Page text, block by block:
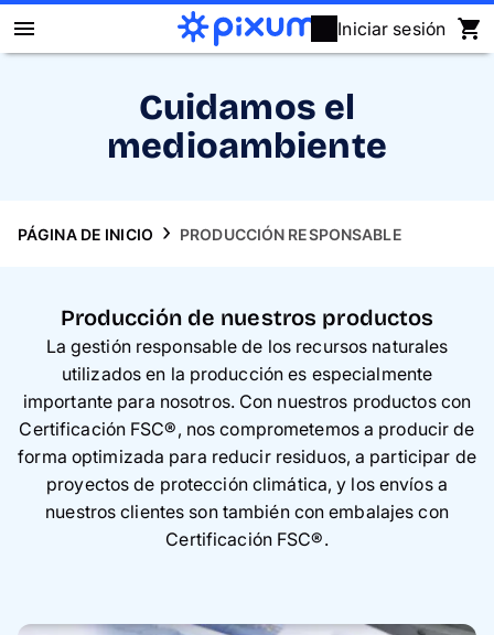
Iniciar sesión
Calendarios
Regalos
Fundas
Tarjetas
Atención al cliente
Cuidamos el
medioambiente
PÁGINA DE INICIO PRODUCCIÓN RESPONSABLE
Producción de nuestros productos
La gestión responsable de los recursos naturales
utilizados en la producción es especialmente
importante para nosotros. Con nuestros productos con
Certificación FSC®, nos comprometemos a producir de
forma optimizada para reducir residuos, a participar de
proyectos de protección climática, y los envíos a
nuestros clientes son también con embalajes con
Certificación FSC®.